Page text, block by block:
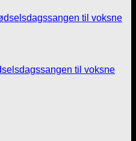
til voksne